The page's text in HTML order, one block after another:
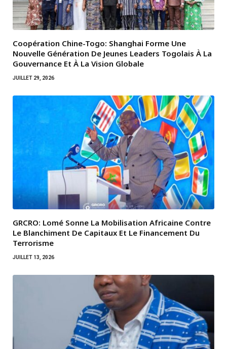
Coopération Chine-Togo: Shanghai Forme Une
Nouvelle Génération De Jeunes Leaders Togolais À La
Gouvernance Et À La Vision Globale
JUILLET 29, 2026
GRCRO: Lomé Sonne La Mobilisation Africaine Contre
Le Blanchiment De Capitaux Et Le Financement Du
Terrorisme
JUILLET 13, 2026